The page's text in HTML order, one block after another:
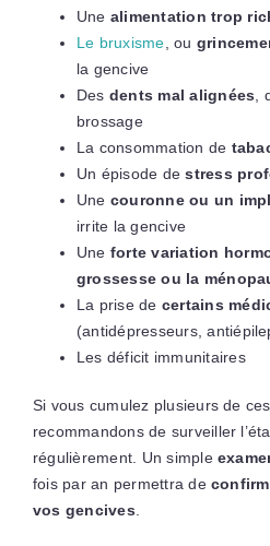
Une alimentation trop
Le bruxisme , ou
la gencive
Des dents mal alignées
brossage
La consommation de
Un épisode destress
Une couronne ou un
irrite la gencive
Une forte variation
grossesse ou la
La prise de certains
(antidépresseurs,
Les déficit immunitaires
Si vous cumulez plusieurs de
recommandons de surveiller
régulièrement. Un simple
fois par an permettra de
vos gencives